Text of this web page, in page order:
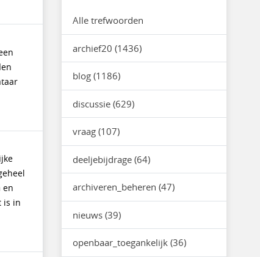
en
is in
Alle trefwoorden
archief20 (1436)
blog (1186)
discussie (629)
vraag (107)
deeljebijdrage (64)
archiveren_beheren (47)
nieuws (39)
openbaar_toegankelijk (36)